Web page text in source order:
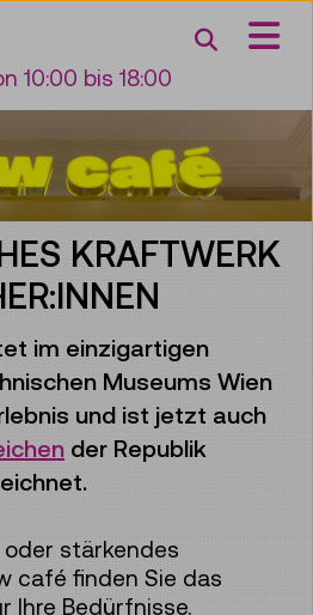
Suche
10:00 bis 18:00
KRAFTWERK
im einzigartigen
Museums Wien
und ist jetzt auch
der Republik
oder stärkendes
café finden Sie das
Ihre Bedürfnisse.